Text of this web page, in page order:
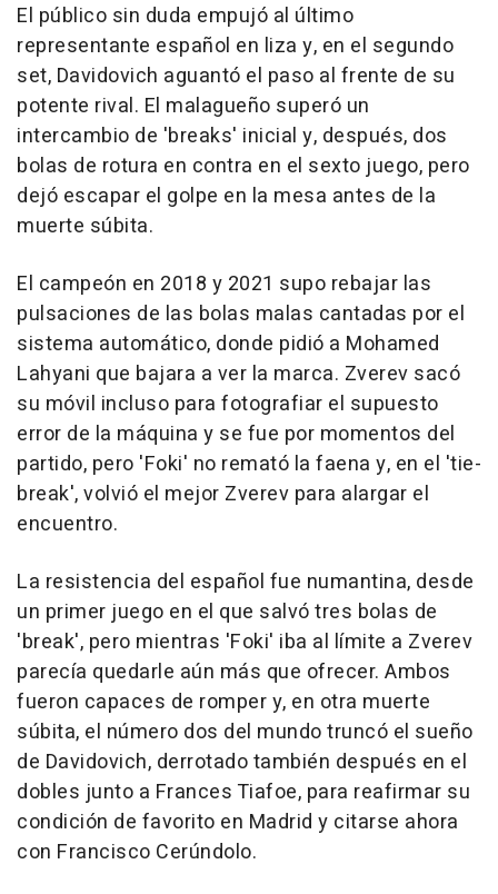
El público sin duda empujó al último
representante español en liza y, en el segundo
set, Davidovich aguantó el paso al frente de su
potente rival. El malagueño superó un
intercambio de 'breaks' inicial y, después, dos
bolas de rotura en contra en el sexto juego, pero
dejó escapar el golpe en la mesa antes de la
muerte súbita.
El campeón en 2018 y 2021 supo rebajar las
pulsaciones de las bolas malas cantadas por el
sistema automático, donde pidió a Mohamed
Lahyani que bajara a ver la marca. Zverev sacó
su móvil incluso para fotografiar el supuesto
error de la máquina y se fue por momentos del
partido, pero 'Foki' no remató la faena y, en el 'tie-
break', volvió el mejor Zverev para alargar el
encuentro.
La resistencia del español fue numantina, desde
un primer juego en el que salvó tres bolas de
'break', pero mientras 'Foki' iba al límite a Zverev
parecía quedarle aún más que ofrecer. Ambos
fueron capaces de romper y, en otra muerte
súbita, el número dos del mundo truncó el sueño
de Davidovich, derrotado también después en el
dobles junto a Frances Tiafoe, para reafirmar su
condición de favorito en Madrid y citarse ahora
con Francisco Cerúndolo.